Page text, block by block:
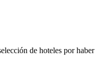
de hoteles por haber